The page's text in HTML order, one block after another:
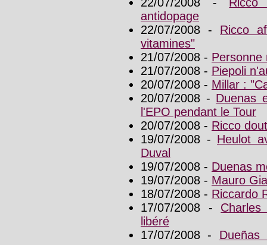
antidopage
22/07/2008 - Ricco
vitamines"
21/07/2008 - Personne
21/07/2008 - Piepoli
20/07/2008 - Millar :
20/07/2008 - Duenas
l'EPO pendant le Tour
20/07/2008 - Ricco
19/07/2008 - Heulot
Duval
19/07/2008 - Duenas
19/07/2008 - Mauro
18/07/2008 - Riccardo
17/07/2008 -
libéré
17/07/2008 -